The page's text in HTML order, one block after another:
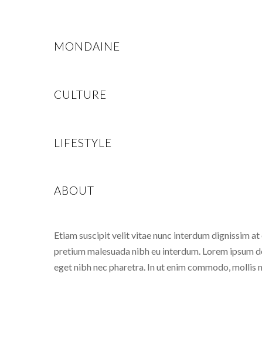
MONDAINE
CULTURE
LIFESTYLE
ABOUT
Etiam suscipit velit vitae nunc interdum dignissim at
pretium malesuada nibh eu interdum. Lorem ipsum
eget nibh nec pharetra. In ut enim commodo,